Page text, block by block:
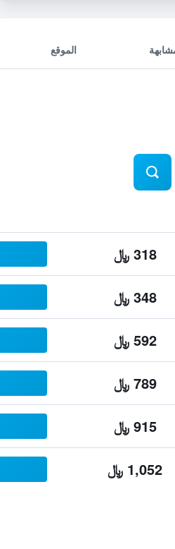
الموقع
318 ﷼
348 ﷼
592 ﷼
789 ﷼
915 ﷼
1,052 ﷼